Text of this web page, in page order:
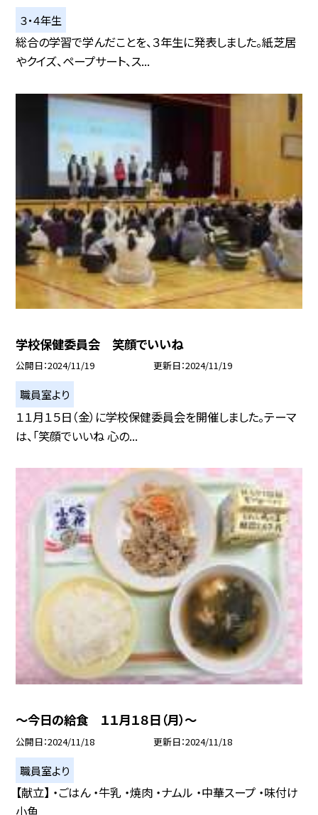
３・４年生
総合の学習で学んだことを、３年生に発表しました。紙芝居
やクイズ、ペープサート、ス...
学校保健委員会 笑顔でいいね
公開日 2024/11/19 更新日 2024/11/19
職員室より
１１月１５日（金）に学校保健委員会を開催しました。テーマ
は、「笑顔でいいね 心の...
〜今日の給食 １１月１８日（月）〜
公開日 2024/11/18 更新日 2024/11/18
職員室より
【献立】 ・ごはん ・牛乳 ・焼肉 ・ナムル ・中華スープ ・味付け